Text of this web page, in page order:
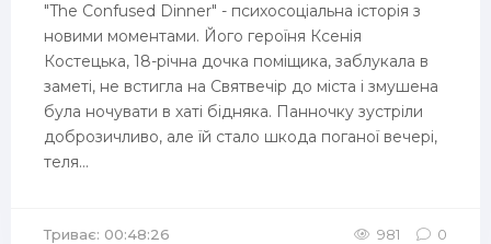
"The Confused Dinner" - психосоціальна історія з
новими моментами. Його героїня Ксенія
Костецька, 18-річна дочка поміщика, заблукала в
заметі, не встигла на Святвечір до міста і змушена
була ночувати в хаті бідняка. Панночку зустріли
доброзичливо, але їй стало шкода поганої вечері,
теля...
Триває: 00:48:26 981 0